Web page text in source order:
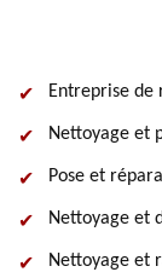
Entreprise
Nettoyage et
Pose et
Nettoyage et
Nettoyage et